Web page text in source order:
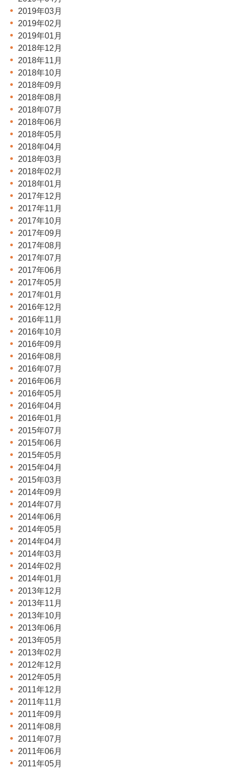
2019年03月
2019年02月
2019年01月
2018年12月
2018年11月
2018年10月
2018年09月
2018年08月
2018年07月
2018年06月
2018年05月
2018年04月
2018年03月
2018年02月
2018年01月
2017年12月
2017年11月
2017年10月
2017年09月
2017年08月
2017年07月
2017年06月
2017年05月
2017年01月
2016年12月
2016年11月
2016年10月
2016年09月
2016年08月
2016年07月
2016年06月
2016年05月
2016年04月
2016年01月
2015年07月
2015年06月
2015年05月
2015年04月
2015年03月
2014年09月
2014年07月
2014年06月
2014年05月
2014年04月
2014年03月
2014年02月
2014年01月
2013年12月
2013年11月
2013年10月
2013年06月
2013年05月
2013年02月
2012年12月
2012年05月
2011年12月
2011年11月
2011年09月
2011年08月
2011年07月
2011年06月
2011年05月